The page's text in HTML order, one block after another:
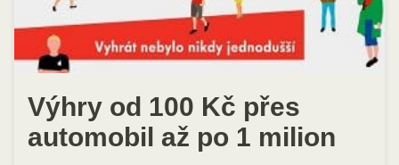
Výhry od 100 Kč přes
automobil až po 1 milion